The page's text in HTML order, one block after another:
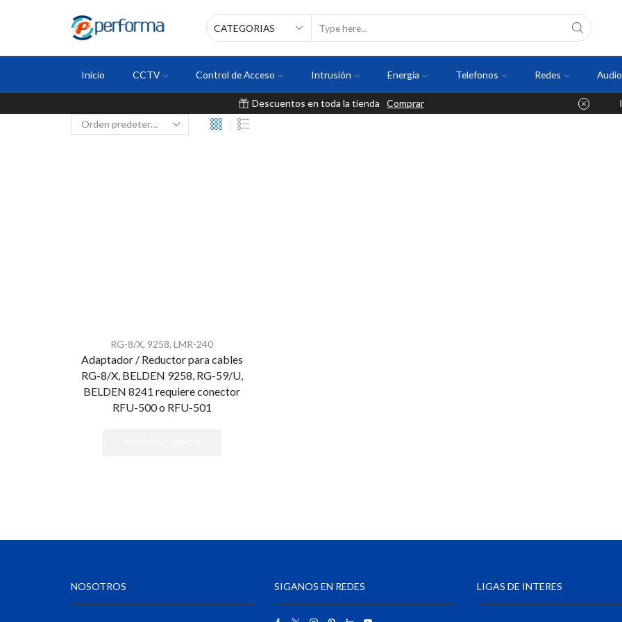
Inicio CCTV Control de Acceso Intrusión Energia Telefonos Redes Audio
Descuentos en toda la tienda Comprar
RG-8/X, 9258, LMR-240
Adaptador / Reductor para cables
RG-8/X, BELDEN 9258, RG-59/U,
BELDEN 8241 requiere conector
RFU-500 o RFU-501
NOSOTROS SIGANOS EN REDES LIGAS DE INTERES